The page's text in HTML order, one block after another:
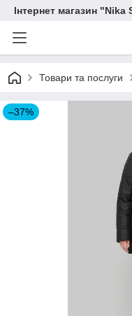
Інтернет магазин "Nika
Товари та послуги
–37%